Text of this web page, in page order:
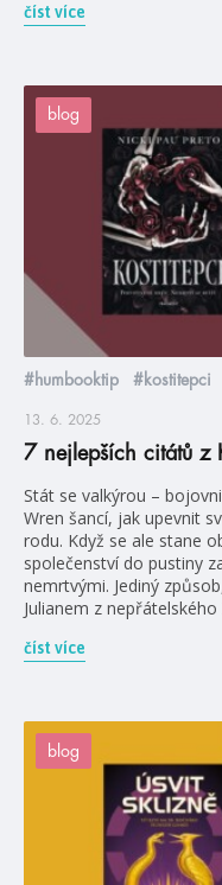
číst více
blog
#humbooktip #kostitepci
13. 6. 2025
7 nejlepších citátů z
Stát se valkýrou –
Wren šancí, jak upevnit
rodu. Když se ale stane
společenství do pustiny
nemrtvými. Jediný
Julianem z
číst více
blog